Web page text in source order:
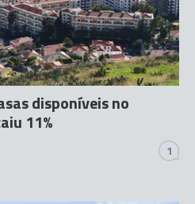
disponíveis no
11%
1